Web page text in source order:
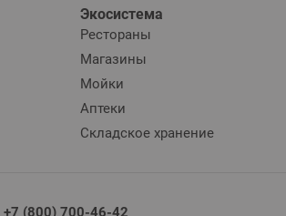
Экосистема
Рестораны
Магазины
Мойки
Аптеки
Складское хранение
+7 (800) 700-46-42